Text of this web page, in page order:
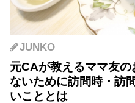
JUNKO
元CAが教えるママ友
ないために訪問時・訪
いこととは